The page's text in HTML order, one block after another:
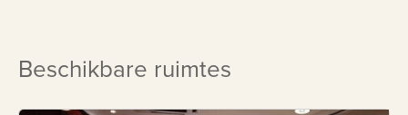
volledig tot rust. Cityspa Spavarin biedt tal van
relaxmogelijk-¬heden, van uitgebreide schoonheidsbehan-
Beschikbare ruimtes